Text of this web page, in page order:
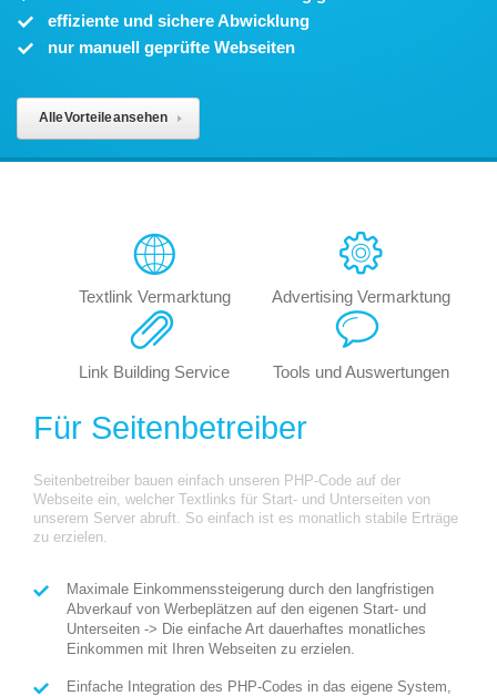
effiziente und sichere Abwicklung
nur manuell geprüfte Webseiten
Alle Vorteile ansehen
Textlink Vermarktung Advertising Vermarktung
Link Building Service Tools und Auswertungen
Für Seitenbetreiber
Seitenbetreiber bauen einfach unseren PHP-Code auf der
Webseite ein, welcher Textlinks für Start- und Unterseiten von
unserem Server abruft. So einfach ist es monatlich stabile Erträge
zu erzielen.
Maximale Einkommenssteigerung durch den langfristigen
Abverkauf von Werbeplätzen auf den eigenen Start- und
Unterseiten -> Die einfache Art dauerhaftes monatliches
Einkommen mit Ihren Webseiten zu erzielen.
Einfache Integration des PHP-Codes in das eigene System,